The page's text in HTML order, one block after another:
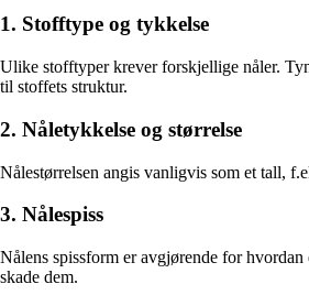
1. Stofftype og tykkelse
Ulike stofftyper krever forskjellige nåler.
til stoffets struktur.
2. Nåletykkelse og størrelse
Nålestørrelsen angis vanligvis som et tall,
3. Nålespiss
Nålens spissform er avgjørende for
skade dem.